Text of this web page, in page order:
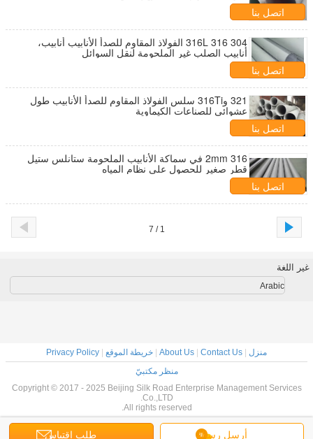
اتصل بنا
304 316 316L الفولاذ المقاوم للصدأ الأنابيب أنابيب،
أنابيب الصلب غير الملحومة لنقل السوائل
اتصل بنا
321 و316Ti سلس الفولاذ المقاوم للصدأ الأنابيب طول
عشوائي للصناعات الكيماوية
اتصل بنا
316 2mm في سماكة الأنابيب الملحومة ستانلس ستيل
قطر صغير للحصول على نظام المياه
اتصل بنا
1 / 7
أرسل رسالة طلب اقتباس
غير اللغة
Arabic
منزل About Us Contact Us خريطة الموقع
Privacy Policy
منظر مكتبيّ
Copyright © 2017 - 2025 Beijing Silk Road Enterprise Management Services
Co.,LTD.
All rights reserved.